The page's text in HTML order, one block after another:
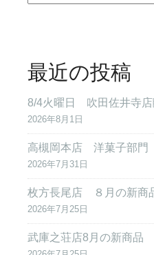
最近の投稿
8/4火曜日 吹田佐井寺店
2026年8月1日
高槻岡本店 洋菓子部門
2026年7月31日
枚方長尾店 ８月の新商
2026年7月25日
武庫之荘店8月の新商品